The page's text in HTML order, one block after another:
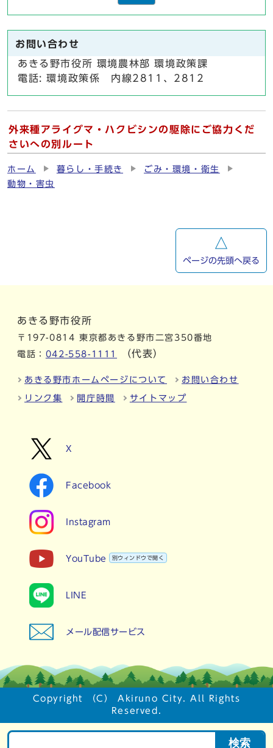
検索
お問い合わせ
あきる野市役所 環境農林部 環境政策課
電話: 環境政策係 内線2811、2812
外来種アライグマ・ハクビシンの駆除にご協力くだ
さいへの別ルート
ホーム 暮らし・手続き
ごみ・環境・衛生
動物・害虫
ページの先頭へ戻る
あきる野市役所
〒197-0814 東京都あきる野市二宮350番地
電話： 042-558-1111 （代表）
あきる野市ホームページについて お問い合わせ
リンク集 開庁時間 サイトマップ
X
Facebook
Instagram
YouTube 別ウィンドウで開く
LINE
メール配信サービス
Copyright （C） Akiruno City. All Rights
Reserved.